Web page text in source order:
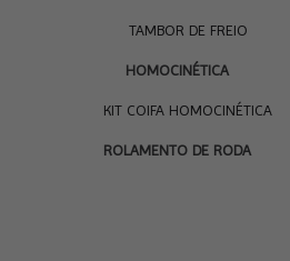
TAMBOR DE FREIO
HOMOCINÉTICA
KIT COIFA HOMOCINÉTICA
ROLAMENTO DE RODA